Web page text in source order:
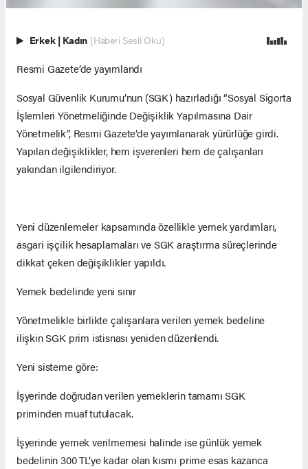
Erkek | Kadın (Haberi Sesli Oku)
Resmi Gazete’de yayımlandı
Sosyal Güvenlik Kurumu’nun (SGK) hazırladığı “Sosyal Sigorta
İşlemleri Yönetmeliğinde Değişiklik Yapılmasına Dair
Yönetmelik”, Resmi Gazete’de yayımlanarak yürürlüğe girdi.
Yapılan değişiklikler, hem işverenleri hem de çalışanları
yakından ilgilendiriyor.
Yeni düzenlemeler kapsamında özellikle yemek yardımları,
asgari işçilik hesaplamaları ve SGK araştırma süreçlerinde
dikkat çeken değişiklikler yapıldı.
Yemek bedelinde yeni sınır
Yönetmelikle birlikte çalışanlara verilen yemek bedeline
ilişkin SGK prim istisnası yeniden düzenlendi.
Yeni sisteme göre:
İşyerinde doğrudan verilen yemeklerin tamamı SGK
priminden muaf tutulacak.
İşyerinde yemek verilmemesi halinde ise günlük yemek
bedelinin 300 TL’ye kadar olan kısmı prime esas kazanca